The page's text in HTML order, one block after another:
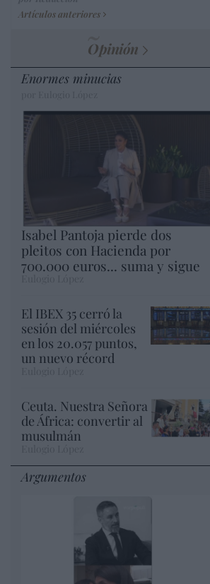
Artículos anteriores
Opinión
Enormes minucias
Isabel Pantoja pierde dos
pleitos con Hacienda por
700.000 euros... suma y sigue
El IBEX 35 cerró la
sesión del miércoles
en los 20.057 puntos,
un nuevo récord
Ceuta. Nuestra Señora
de África: convertir al
musulmán
Argumentos